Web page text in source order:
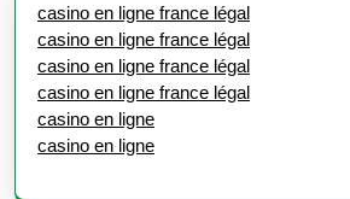
casino en ligne france légal
casino en ligne france légal
casino en ligne france légal
casino en ligne france légal
casino en ligne
casino en ligne